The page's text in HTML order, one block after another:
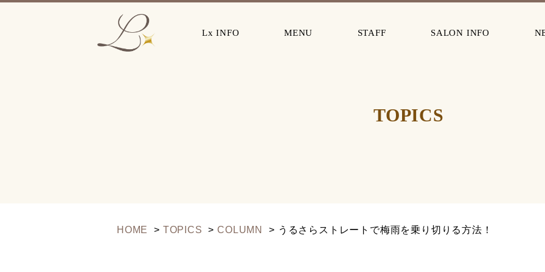
Lx INFO MENU STAFF SALON INFO
TOPICS
HOME TOPICS COLUMN うるさらストレートで梅雨を乗り切りる方法！